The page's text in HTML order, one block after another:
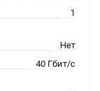
1
Нет
40 Гбит/с